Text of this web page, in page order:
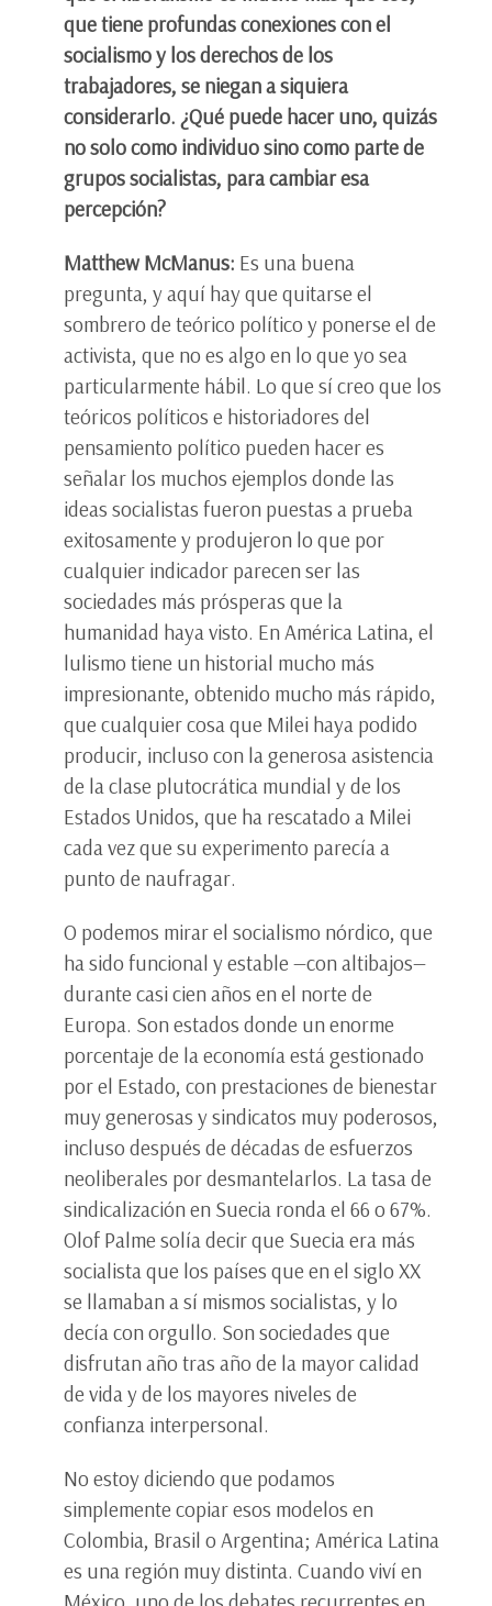
que tiene profundas conexiones con el
socialismo y los derechos de los
trabajadores, se niegan a siquiera
considerarlo. ¿Qué puede hacer uno, quizás
no solo como individuo sino como parte de
grupos socialistas, para cambiar esa
percepción?
Matthew McManus: Es una buena
pregunta, y aquí hay que quitarse el
sombrero de teórico político y ponerse el de
activista, que no es algo en lo que yo sea
particularmente hábil. Lo que sí creo que los
teóricos políticos e historiadores del
pensamiento político pueden hacer es
señalar los muchos ejemplos donde las
ideas socialistas fueron puestas a prueba
exitosamente y produjeron lo que por
cualquier indicador parecen ser las
sociedades más prósperas que la
humanidad haya visto. En América Latina, el
lulismo tiene un historial mucho más
impresionante, obtenido mucho más rápido,
que cualquier cosa que Milei haya podido
producir, incluso con la generosa asistencia
de la clase plutocrática mundial y de los
Estados Unidos, que ha rescatado a Milei
cada vez que su experimento parecía a
punto de naufragar.
O podemos mirar el socialismo nórdico, que
ha sido funcional y estable —con altibajos—
durante casi cien años en el norte de
Europa. Son estados donde un enorme
porcentaje de la economía está gestionado
por el Estado, con prestaciones de bienestar
muy generosas y sindicatos muy poderosos,
incluso después de décadas de esfuerzos
neoliberales por desmantelarlos. La tasa de
sindicalización en Suecia ronda el 66 o 67%.
Olof Palme solía decir que Suecia era más
socialista que los países que en el siglo XX
se llamaban a sí mismos socialistas, y lo
decía con orgullo. Son sociedades que
disfrutan año tras año de la mayor calidad
de vida y de los mayores niveles de
confianza interpersonal.
No estoy diciendo que podamos
simplemente copiar esos modelos en
Colombia, Brasil o Argentina; América Latina
es una región muy distinta. Cuando viví en